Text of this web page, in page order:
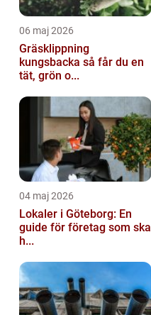
06 maj 2026
Gräsklippning
kungsbacka så får du en
tät, grön o...
04 maj 2026
Lokaler i Göteborg: En
guide för företag som ska
h...